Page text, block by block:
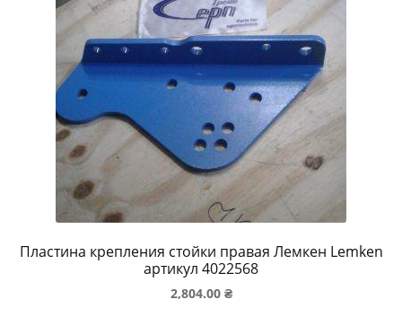
Пластина крепления стойки правая Лемкен Lemken
артикул 4022568
2,804.00 ₴